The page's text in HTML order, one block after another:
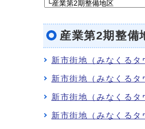
産業第2期整備
新市街地（みなくる
新市街地（みなくる
新市街地（みなくる
新市街地（みなくる